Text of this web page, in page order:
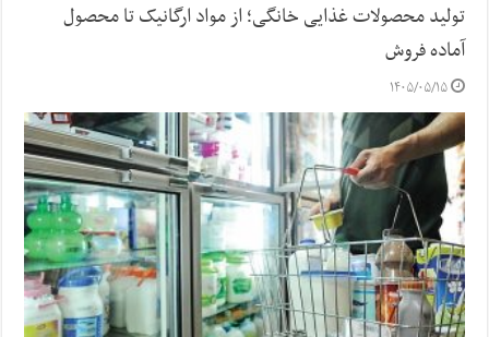
تولید محصولات غذایی خانگی؛ از مواد ارگانیک تا محصول
آماده فروش
۱۴۰۵/۰۵/۱۵